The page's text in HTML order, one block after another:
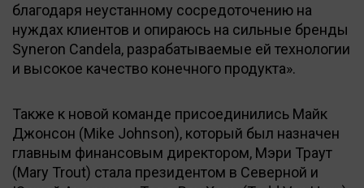
благодаря неустанному сосредоточению на
нуждах клиентов и опираюсь на сильные бренды
Syneron Candela, разрабатываемые ей технологии
и высокое качество конечного продукта».
Также к новой команде присоединились Майк
Джонсон (Mike Johnson), который был назначен
главным финансовым директором, Мэри Траут
(Mary Trout) стала президентом в Северной и